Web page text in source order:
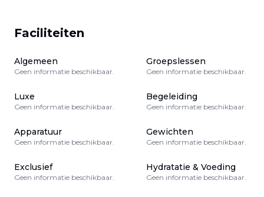
Faciliteiten
Algemeen
Geen informatie beschikbaar.
Groepslessen
Geen informatie beschikbaar.
Luxe
Geen informatie beschikbaar.
Begeleiding
Geen informatie beschikbaar.
Apparatuur
Geen informatie beschikbaar.
Gewichten
Geen informatie beschikbaar.
Exclusief
Geen informatie beschikbaar.
Hydratatie & Voeding
Geen informatie beschikbaar.